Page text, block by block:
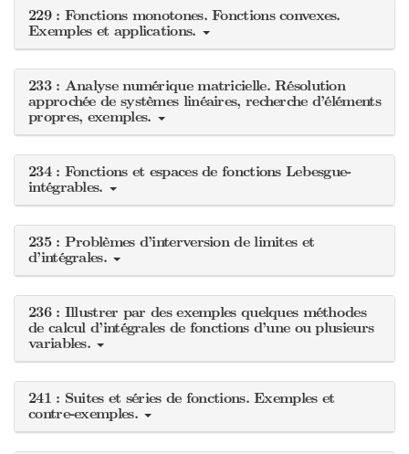
229 : Fonctions monotones. Fonctions convexes.
Exemples et applications.
233 : Analyse numérique matricielle. Résolution
approchée de systèmes linéaires, recherche d’éléments
propres, exemples.
234 : Fonctions et espaces de fonctions Lebesgue-
intégrables.
235 : Problèmes d’interversion de limites et
d’intégrales.
236 : Illustrer par des exemples quelques méthodes
de calcul d’intégrales de fonctions d’une ou plusieurs
variables.
241 : Suites et séries de fonctions. Exemples et
contre-exemples.